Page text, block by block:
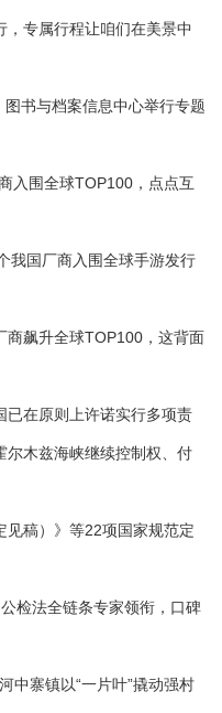
专属行程让咱们在美景中
书与档案信息中心举行专题
围全球TOP100，点点互
国厂商入围全球手游发行
飙升全球TOP100，这背面
在原则上许诺实行多项责
尔木兹海峡继续控制权、付
稿）》等22项国家规范定
法全链条专家领衔，口碑
寨镇以“一片叶”撬动强村